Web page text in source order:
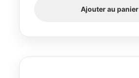
initial
Ajouter au panier